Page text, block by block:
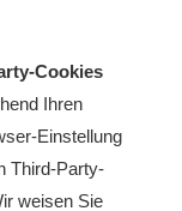
Cookies
Ihren
Einstellung
Third-Party-
weisen Sie